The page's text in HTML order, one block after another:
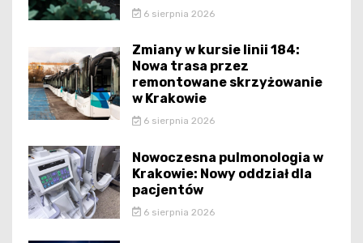
6 sierpnia 2026
Zmiany w kursie linii 184:
Nowa trasa przez
remontowane skrzyżowanie
w Krakowie
6 sierpnia 2026
Nowoczesna pulmonologia w
Krakowie: Nowy oddział dla
pacjentów
6 sierpnia 2026